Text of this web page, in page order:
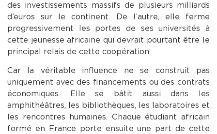
des investissements massifs de plusieurs milliards
d’euros sur le continent. De l’autre, elle ferme
progressivement les portes de ses universités à
cette jeunesse africaine qui devrait pourtant être le
principal relais de cette coopération.
Car la véritable influence ne se construit pas
uniquement avec des financements ou des contrats
économiques. Elle se bâtit aussi dans les
amphithéâtres, les bibliothèques, les laboratoires et
les rencontres humaines. Chaque étudiant africain
formé en France porte ensuite une part de cette